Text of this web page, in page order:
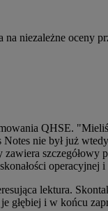
niezależne oceny
QHSE.
nie był już
operacyjnej
lektura.
głębiej i w końcu